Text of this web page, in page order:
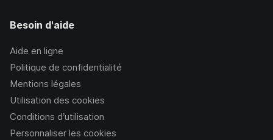
Besoin d'aide
Aide en ligne
Politique de confidentialité
Mentions légales
Utilisation des cookies
Conditions d’utilisation
Personnaliser les cookies